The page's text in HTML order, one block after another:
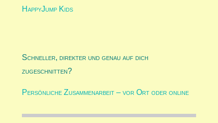
HappyJump Kids
Schneller, direkter und genau auf dich
zugeschnitten?
Persönliche Zusammenarbeit – vor Ort oder online